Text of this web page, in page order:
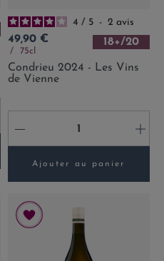
4 / 5 - 2 avis
Prix
49,90 €
75cl
18+/20
Condrieu 2024 - Les Vins
de Vienne
- +
Ajouter au panier